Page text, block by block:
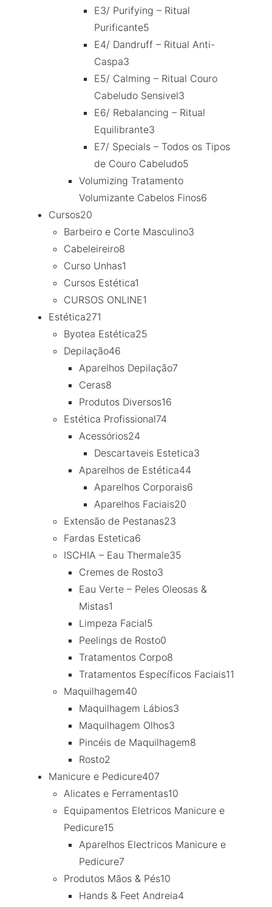
E3/ Purifying – Ritual
Purificante5
E4/ Dandruff – Ritual Anti-
Caspa3
E5/ Calming – Ritual Couro
Cabeludo Sensivel3
E6/ Rebalancing – Ritual
Equilibrante3
E7/ Specials – Todos os Tipos
de Couro Cabeludo5
Volumizing Tratamento
Volumizante Cabelos Finos6
Cursos20
Barbeiro e Corte Masculino3
Cabeleireiro8
Curso Unhas1
Cursos Estética1
CURSOS ONLINE1
Estética271
Byotea Estética25
Depilação46
Aparelhos Depilação7
Ceras8
Produtos Diversos16
Estética Profissional74
Acessórios24
Descartaveis Estetica3
Aparelhos de Estética44
Aparelhos Corporais6
Aparelhos Faciais20
Extensão de Pestanas23
Fardas Estetica6
ISCHIA – Eau Thermale35
Cremes de Rosto3
Eau Verte – Peles Oleosas &
Mistas1
Limpeza Facial5
Peelings de Rosto0
Tratamentos Corpo8
Tratamentos Específicos Faciais11
Maquilhagem40
Maquilhagem Lábios3
Maquilhagem Olhos3
Pincéis de Maquilhagem8
Rosto2
Manicure e Pedicure407
Alicates e Ferramentas10
Equipamentos Eletricos Manicure e
Pedicure15
Aparelhos Electricos Manicure e
Pedicure7
Produtos Mãos & Pés10
Hands & Feet Andreia4